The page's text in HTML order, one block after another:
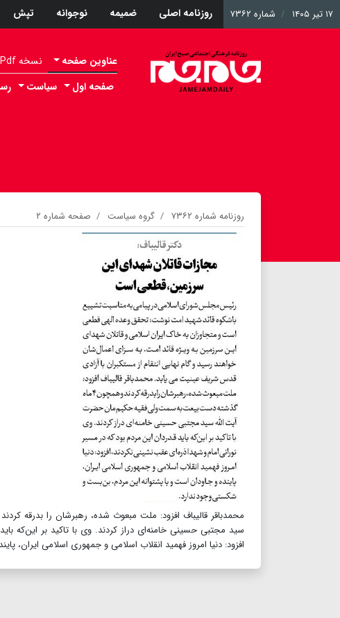
۱۷ تیر ۱۴۰۵ شماره ۷۳۶۲ روزنامه اصلی ضمیمه نوجوانه تپش
عناوین صفحه نسخه Pdf
صفحه اول سیاست
روزنامه شماره ۷۳۶۲ گروه سیاست
صفحه شماره ۲
سید مجتبی حسینی خامنه‌ای دراز کردند. وی با تاکید بر این‌که
افزود: دنیا امروز فهمید انقلاب اسلامی و جمهوری اسلامی